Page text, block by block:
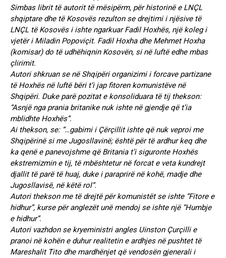
Simbas librit të autorit të mësipërm, për historinë e LNÇL
shqiptare dhe të Kosovës rezulton se drejtimi i njësive të
LNÇL të Kosovës i ishte ngarkuar Fadil Hoxhës, një koleg i
vjetër i Miladin Popoviçit. Fadil Hoxha dhe Mehmet Hoxha
(komisar) do të udhëhiqnin Kosovën, si në luftë edhe mbas
çlirimit.
Autori shkruan se në Shqipëri organizimi i forcave partizane
të Hoxhës në luftë bëri t’i jap fitoren komunistëve në
Shqipëri. Duke parë pozitat e konsoliduara të tij thekson:
“Asnjë nga prania britanike nuk ishte në gjendje që t’ia
mblidhte Hoxhës”.
Ai thekson, se: “…gabimi i Çërçillit ishte që nuk veproi me
Shqipërinë si me Jugosllavinë; është për të ardhur keq dhe
ka qenë e panevojshme që Britania t’i siguronte Hoxhës
ekstremizmin e tij, të mbështetur në forcat e veta kundrejt
djallit të parë të huaj, duke i paraprirë në kohë, madje dhe
Jugosllavisë, në këtë rol”.
Autori thekson me të drejtë për komunistët se ishte “Fitore e
hidhur”, kurse për anglezët unë mendoj se ishte një “Humbje
e hidhur”.
Autori vazhdon se kryeministri angles Uinston Çurçilli e
pranoi në kohën e duhur realitetin e ardhjes në pushtet të
Mareshalit Tito dhe mardhënjet që vendosën gjenerali i